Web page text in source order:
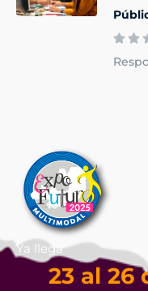
Ya llega
23 al 26